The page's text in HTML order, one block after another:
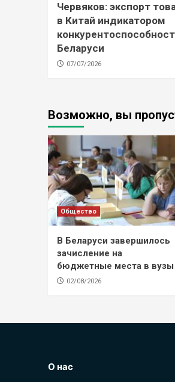
Червяков: экспорт
в Китай индикатором
Беларуси
07/07/2026
Возможно, вы
Общество
В Беларуси завершилось
зачисление на
бюджетные места в вузы
02/08/2026
О нас